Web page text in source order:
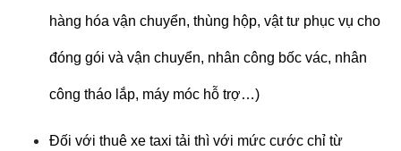
hàng hóa vận chuyển, thùng hộp, vật tư phục vụ cho
đóng gói và vận chuyển, nhân công bốc vác, nhân
công tháo lắp, máy móc hỗ trợ…)
Đối với thuê xe taxi tải thì với mức cước chỉ từ